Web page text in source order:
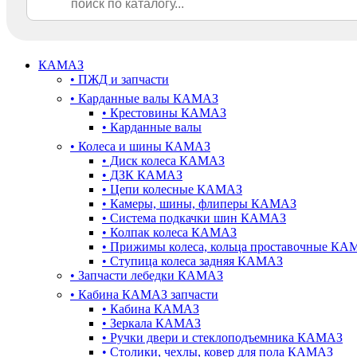
КАМАЗ
• ПЖД и запчасти
• Карданные валы КАМАЗ
• Крестовины КАМАЗ
• Карданные валы
• Колеса и шины КАМАЗ
• Диск колеса КАМАЗ
• ДЗК КАМАЗ
• Цепи колесные КАМАЗ
• Камеры, шины, флиперы КАМАЗ
• Система подкачки шин КАМАЗ
• Колпак колеса КАМАЗ
• Прижимы колеса, кольца проставочные
• Ступица колеса задняя КАМАЗ
• Запчасти лебедки КАМАЗ
• Кабина КАМАЗ запчасти
• Кабина КАМАЗ
• Зеркала КАМАЗ
• Ручки двери и стеклоподъемника КАМАЗ
• Столики, чехлы, ковер для пола КАМАЗ